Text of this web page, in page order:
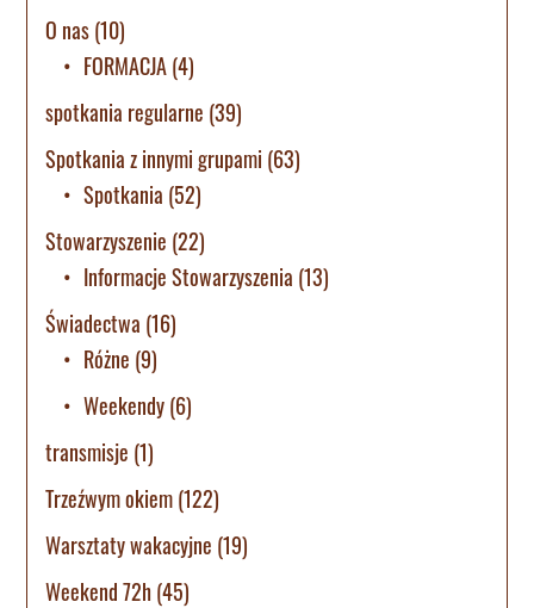
O nas(10)
FORMACJA(4)
spotkania regularne (39)
Spotkania z innymi grupami (63)
Spotkania (52)
Stowarzyszenie (22)
Informacje Stowarzyszenia (13)
Świadectwa (16)
Różne (9)
Weekendy(6)
transmisje (1)
Trzeźwym okiem(122)
Warsztaty wakacyjne (19)
Weekend 72h(45)